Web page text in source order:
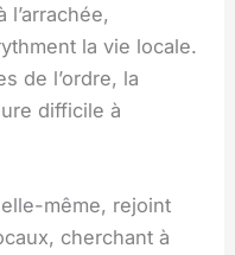
la vie locale.
de l’ordre, la
difficile à
même, rejoint
cherchant à